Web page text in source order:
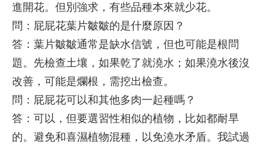
進開花。但別強求，有些品種本來就少花。
問：屁屁花葉片皺皺的是什麼原因？
答：葉片皺皺通常是缺水信號，但也可能是根問
題。先檢查土壤，如果乾了就澆水；如果澆水後沒
改善，可能是爛根，需挖出檢查。
問：屁屁花可以和其他多肉一起種嗎？
答：可以，但要選習性相似的植物，比如都耐旱
的。避免和喜濕植物混種，以免澆水矛盾。我試過